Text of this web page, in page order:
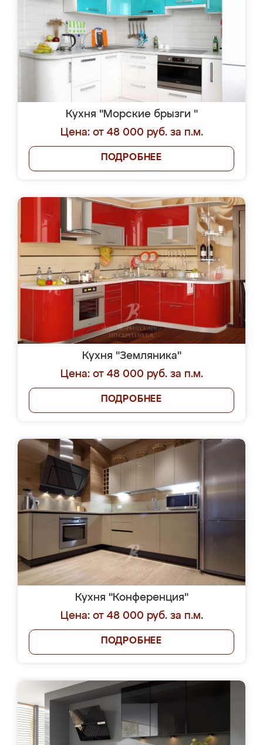
Кухня "Морские брызги "
Цена: от 48 000 руб. за п.м.
ПОДРОБНЕЕ
Кухня "Земляника"
Цена: от 48 000 руб. за п.м.
ПОДРОБНЕЕ
Кухня "Конференция"
Цена: от 48 000 руб. за п.м.
ПОДРОБНЕЕ